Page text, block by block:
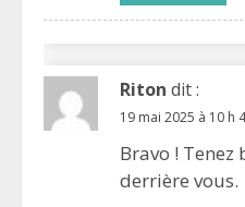
Riton dit :
19 mai 2025 à 10 h
Bravo ! Tenez
derrière vous.